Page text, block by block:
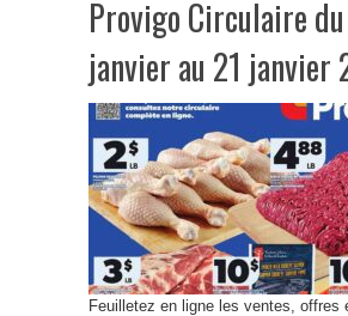
Provigo Circulaire
janvier au 21 janvier
Feuilletez en ligne les ventes, offres